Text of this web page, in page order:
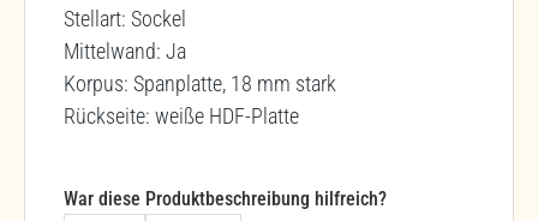
Stellart: Sockel
Mittelwand: Ja
Korpus: Spanplatte, 18 mm stark
Rückseite: weiße HDF-Platte
War diese Produktbeschreibung hilfreich?